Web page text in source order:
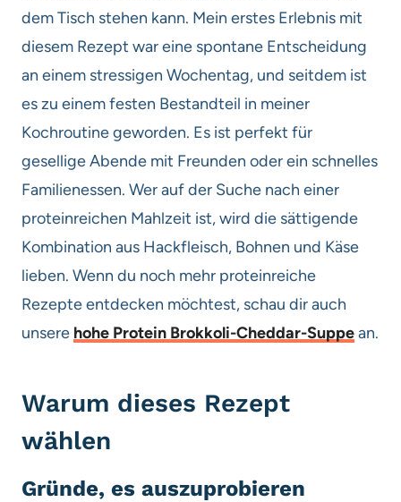
dem Tisch stehen kann. Mein erstes Erlebnis mit
diesem Rezept war eine spontane Entscheidung
an einem stressigen Wochentag, und seitdem ist
es zu einem festen Bestandteil in meiner
Kochroutine geworden. Es ist perfekt für
gesellige Abende mit Freunden oder ein schnelles
Familienessen. Wer auf der Suche nach einer
proteinreichen Mahlzeit ist, wird die sättigende
Kombination aus Hackfleisch, Bohnen und Käse
lieben. Wenn du noch mehr proteinreiche
Rezepte entdecken möchtest, schau dir auch
unsere hohe Protein Brokkoli-Cheddar-Suppean.
Warum dieses Rezept
wählen
Gründe, es auszuprobieren